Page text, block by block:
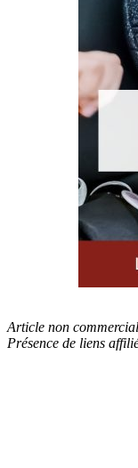
Article non
Présence de liens